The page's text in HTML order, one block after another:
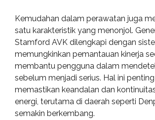
Kemudahan dalam perawatan juga
satu karakteristik yang menonjol.
Stamford AVK dilengkapi dengan
memungkinkan pemantauan kinerja
membantu pengguna dalam
sebelum menjadi serius. Hal ini
memastikan keandalan dan
energi, terutama di daerah seperti
semakin berkembang.